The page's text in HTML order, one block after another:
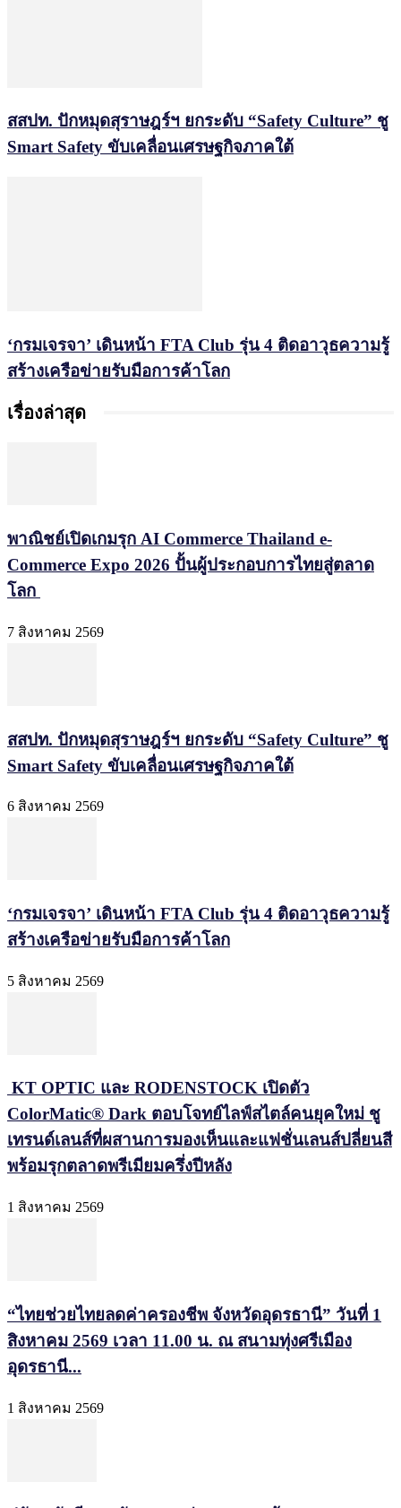
สสปท. ปักหมุดสุราษฎร์ฯ ยกระดับ “Safety Culture” ชู
Smart Safety ขับเคลื่อนเศรษฐกิจภาคใต้
‘กรมเจรจา’ เดินหน้า FTA Club รุ่น 4 ติดอาวุธความรู้
สร้างเครือข่ายรับมือการค้าโลก
เรื่องล่าสุด
พาณิชย์เปิดเกมรุก AI Commerce Thailand e-
Commerce Expo 2026 ปั้นผู้ประกอบการไทยสู่ตลาด
โลก
7 สิงหาคม 2569
สสปท. ปักหมุดสุราษฎร์ฯ ยกระดับ “Safety Culture” ชู
Smart Safety ขับเคลื่อนเศรษฐกิจภาคใต้
6 สิงหาคม 2569
‘กรมเจรจา’ เดินหน้า FTA Club รุ่น 4 ติดอาวุธความรู้
สร้างเครือข่ายรับมือการค้าโลก
5 สิงหาคม 2569
KT OPTIC และ RODENSTOCK เปิดตัว
ColorMatic® Dark ตอบโจทย์ไลฟ์สไตล์คนยุคใหม่ ชู
เทรนด์เลนส์ที่ผสานการมองเห็นและแฟชั่นเลนส์ปลี่ยนสี
พร้อมรุกตลาดพรีเมียมครึ่งปีหลัง
1 สิงหาคม 2569
“ไทยช่วยไทยลดค่าครองชีพ จังหวัดอุดรธานี” วันที่ 1
สิงหาคม 2569 เวลา 11.00 น. ณ สนามทุ่งศรีเมือง
อุดรธานี...
1 สิงหาคม 2569